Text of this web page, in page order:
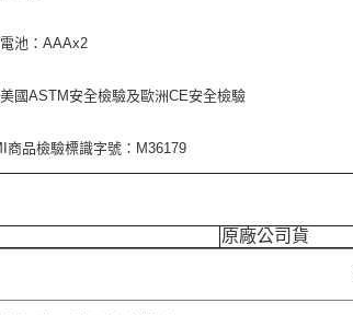
池：AAAx2
國ASTM安全檢驗及歐洲CE安全檢驗
品檢驗標識字號：M36179
原廠公司貨